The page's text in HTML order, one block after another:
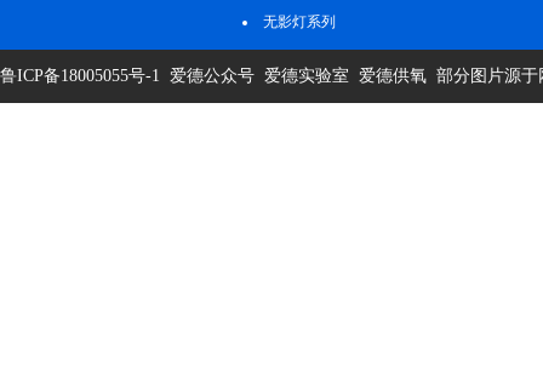
无影灯系列
鲁ICP备18005055号-1 爱德公众号 爱德实验室 爱德供氧 部分图片源